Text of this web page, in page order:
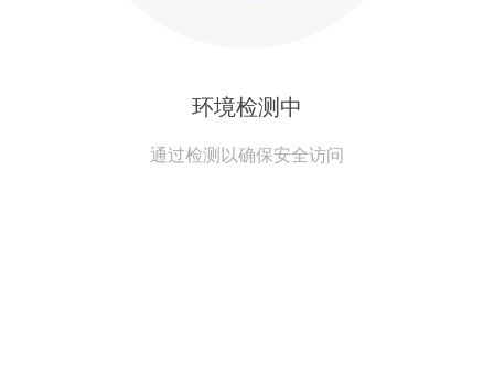
环境检测中
通过检测以确保安全访问